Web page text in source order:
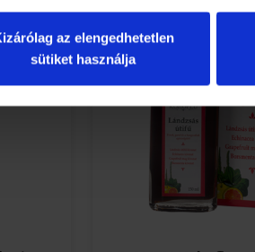
az elengedhetetlen
sütiket használja